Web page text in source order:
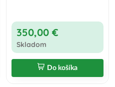
350,00 €
Skladom
Do košíka